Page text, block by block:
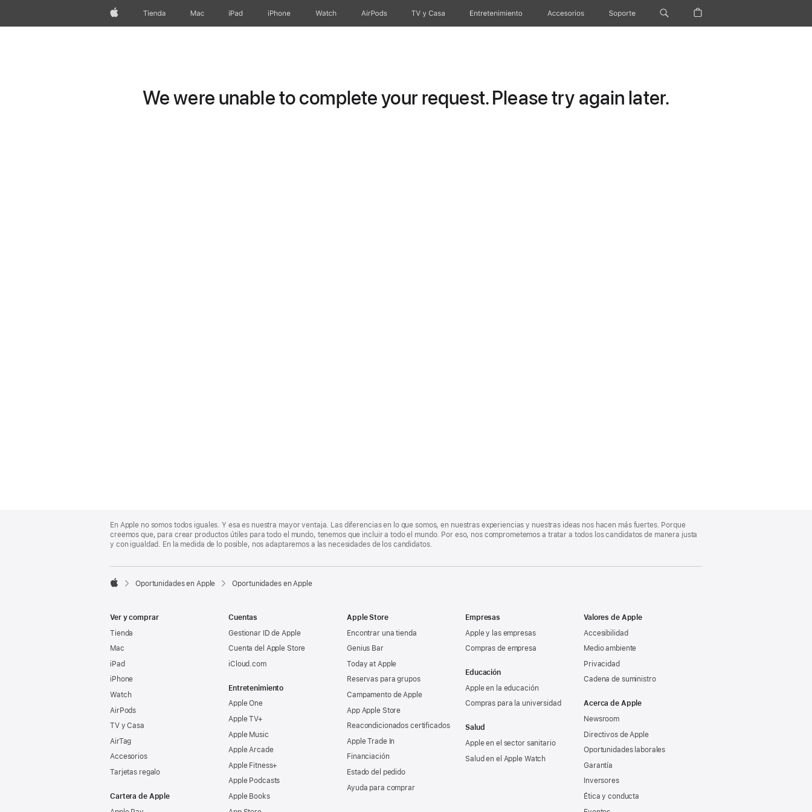
AppleTienda Mac iPad iPhone Watch AirPods TV y Casa Entretenimiento Accesorios Soporte
We were unable to complete your request. Please try again later.
Footer
En Apple no somos todos iguales. Y esa es nuestra mayor ventaja. Las diferencias en lo que somos, en nuestras experiencias y nuestras ideas nos hacen más fuertes. Porque
creemos que, para crear productos útiles para todo el mundo, tenemos que incluir a todo el mundo. Por eso, nos comprometemos a tratar a todos los candidatos de manera justa
y con igualdad. En la medida de lo posible, nos adaptaremos a las necesidades de los candidatos.

Oportunidades en Apple Oportunidades en Apple
Ver y comprar
Tienda
Mac
iPad
iPhone
Watch
AirPods
TV y Casa
AirTag
Accesorios
Tarjetas regalo
Cartera de Apple
Cuentas
Gestionar ID de Apple
Cuenta del Apple Store
iCloud.com
Entretenimiento
Apple One
Apple TV+
Apple Music
Apple Arcade
Apple Fitness+
Apple Podcasts
Apple Books
Apple Store
Encontrar una tienda
Genius Bar
Today at Apple
Reservas para grupos
Campamento de Apple
App Apple Store
Reacondicionados certificados
Apple Trade In
Financiación
Estado del pedido
Ayuda para comprar
Empresas
Apple y las empresas
Compras de empresa
Educación
Apple en la educación
Compras para la universidad
Salud
Apple en el sector sanitario
Salud en el Apple Watch
Valores de Apple
Accesibilidad
Medio ambiente
Privacidad
Cadena de suministro
Acerca de Apple
Newsroom
Directivos de Apple
Oportunidades laborales
Garantía
Inversores
Ética y conducta